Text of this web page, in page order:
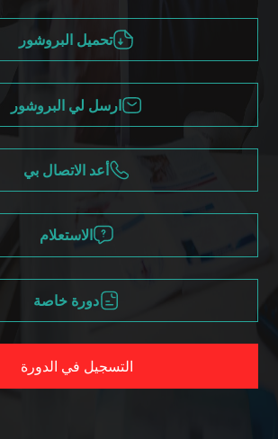
تحميل البروشور
ارسل لي البروشور
أعد الاتصال بي
الاستعلام
دورة خاصة
التسجيل في الدورة